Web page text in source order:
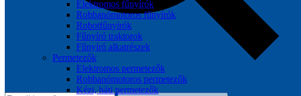
Elektromos fűnyírók
Robbanómotoros fűnyírók
Robotfűnyírók
Fűnyíró traktorok
Fűnyíró alkatrészek
Permetezők
Elektromos permetezők
Robbanómotoros permetezők
Kézi, háti permetezők